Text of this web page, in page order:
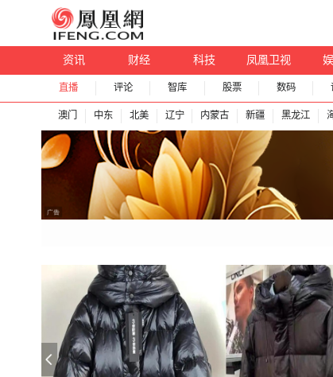
资讯 财经 科技 凤凰卫视
直播 评论 智库 股票 数码
澳门 中东 北美 辽宁 内蒙古 新疆 黑龙江